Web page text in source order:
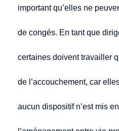
important qu’elles ne
de congés. En tant que
certaines doivent travailler
de l’accouchement, car
aucun dispositif n’est mis